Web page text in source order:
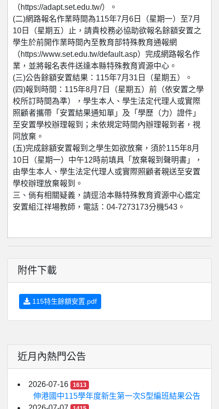
（https://adapt.set.edu.tw/）。
(二)網路報名作業時間為115年7月6日（星期一）至7月
10日（星期五）止，請貴校務必協助欲報名餘額安置之
學生於前開作業時間內至教育部特殊教育通報網
（https://www.set.edu.tw/default.asp）完成網路報名作
業，並將報名表件送達本縣特殊教育資源中心。
(三)公告餘額安置結果：115年7月31日（星期五）。
(四)報到時間：115年8月7日（星期五）前（依安置之學
校所訂時間為準），學生本人、學生法定代理人或實際
照顧者攜帶「安置結果通知單」及「學歷（力）證件」
至安置學校辦理報到；未依規定時間內辦理報到者，視
同放棄。
(五)完成餘額安置報到之學生如欲放棄，須於115年8月
10日（星期一）中午12時前填具「放棄報到聲明書」，
由學生本人、學生法定代理人或實際照顧者親送至安置
學校辦理放棄報到。
三、倘有相關疑義，請逕洽本縣特殊教育資源中心鑑定
安置組江祥場教師，電話：04-7273173分機543。
附件下載
115特生餘額安置.pdf
近月內熱門公告
2026-07-16 1613
伸港國中115學年度新生第一次S型編班結果公告